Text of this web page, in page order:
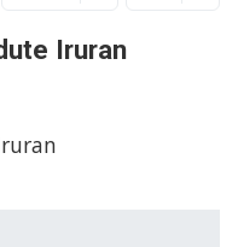
Iruran